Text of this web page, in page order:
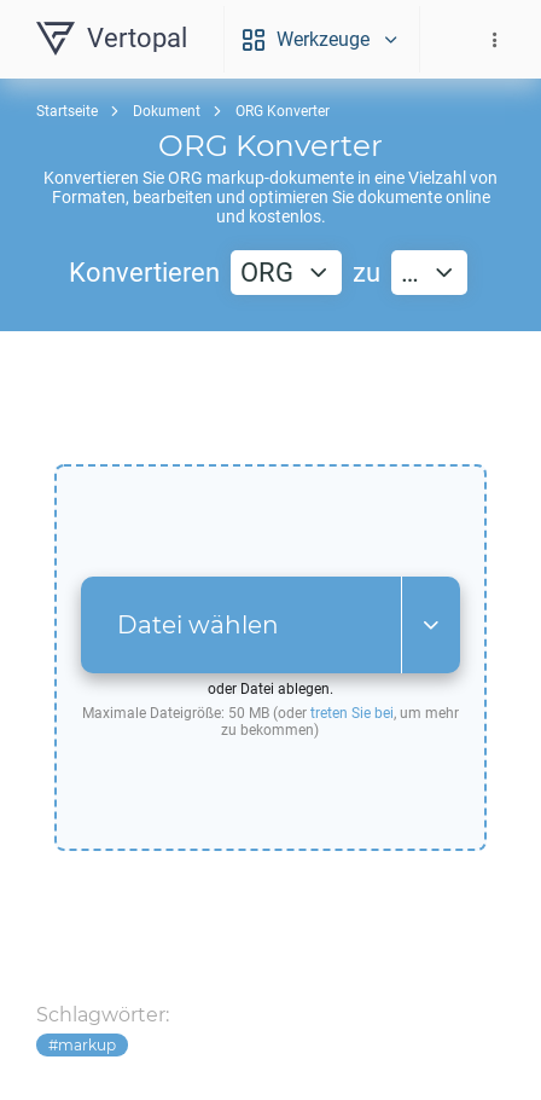
Vertopal Werkzeuge
Startseite Dokument ORG Konverter
ORG Konverter
Konvertieren SieORG markup-dokumente in eine Vielzahl von
Formaten, bearbeiten und optimieren Sie dokumente online
und kostenlos.
Konvertieren ORG zu …
Datei wählen
oder Datei ablegen.
Maximale Dateigröße: 50 MB (oder treten Sie bei, um mehr
zu bekommen)
Schlagwörter:
markup